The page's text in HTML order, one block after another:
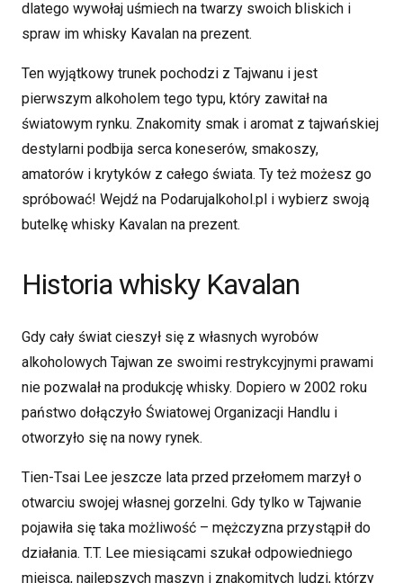
dlatego wywołaj uśmiech na twarzy swoich bliskich i
spraw im whisky Kavalan na prezent.
Ten wyjątkowy trunek pochodzi z Tajwanu i jest
pierwszym alkoholem tego typu, który zawitał na
światowym rynku. Znakomity smak i aromat z tajwańskiej
destylarni podbija serca koneserów, smakoszy,
amatorów i krytyków z całego świata. Ty też możesz go
spróbować! Wejdź na Podarujalkohol.pl i wybierz swoją
butelkę whisky Kavalan na prezent.
Historia whisky Kavalan
Gdy cały świat cieszył się z własnych wyrobów
alkoholowych Tajwan ze swoimi restrykcyjnymi prawami
nie pozwalał na produkcję whisky. Dopiero w 2002 roku
państwo dołączyło Światowej Organizacji Handlu i
otworzyło się na nowy rynek.
Tien-Tsai Lee jeszcze lata przed przełomem marzył o
otwarciu swojej własnej gorzelni. Gdy tylko w Tajwanie
pojawiła się taka możliwość – mężczyzna przystąpił do
działania. T.T. Lee miesiącami szukał odpowiedniego
miejsca, najlepszych maszyn i znakomitych ludzi, którzy